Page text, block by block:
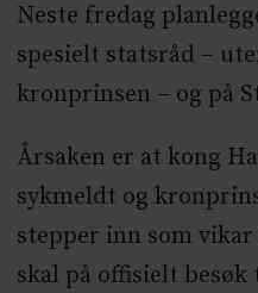
Neste fredag
spesielt statsråd –
kronprinsen – og på
Årsaken er at kong
sykmeldt og
stepper inn som
skal på offisielt besøk